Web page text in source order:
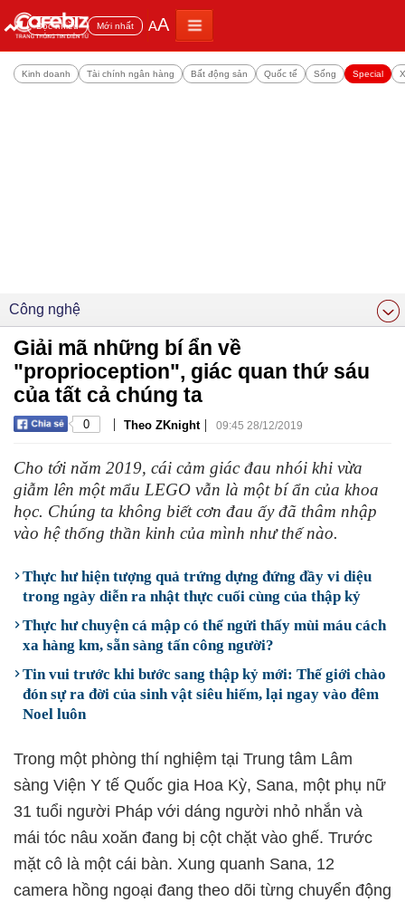
Đọc nhiều Mới nhất AA
Kinh doanh Tài chính ngân hàng Bất động sản Quốc tế Sống Special
Công nghệ
Giải mã những bí ẩn về
"proprioception", giác quan thứ sáu
của tất cả chúng ta
0 | Theo ZKnight | 09:45 28/12/2019
Cho tới năm 2019, cái cảm giác đau nhói khi vừa
giẫm lên một mẩu LEGO vẫn là một bí ẩn của khoa
học. Chúng ta không biết cơn đau ấy đã thâm nhập
vào hệ thống thần kinh của mình như thế nào.
Thực hư hiện tượng quả trứng dựng đứng đầy vi diệu
trong ngày diễn ra nhật thực cuối cùng của thập kỷ
Thực hư chuyện cá mập có thể ngửi thấy mùi máu cách
xa hàng km, sẵn sàng tấn công người?
Tin vui trước khi bước sang thập kỷ mới: Thế giới chào
đón sự ra đời của sinh vật siêu hiếm, lại ngay vào đêm
Noel luôn
Trong một phòng thí nghiệm tại Trung tâm Lâm
sàng Viện Y tế Quốc gia Hoa Kỳ, Sana, một phụ nữ
31 tuổi người Pháp với dáng người nhỏ nhắn và
mái tóc nâu xoăn đang bị cột chặt vào ghế. Trước
mặt cô là một cái bàn. Xung quanh Sana, 12
camera hồng ngoại đang theo dõi từng chuyển động